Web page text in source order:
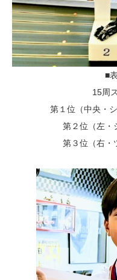
■
15周
第１位（中央・
第２位（左・
第３位（右・